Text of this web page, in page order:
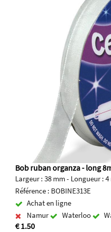
Bob ruban organza - long
Largeur : 38 mm - Longueur :
Référence : BOBINE313E
Achat en ligne
Namur
Waterloo
€ 1.50